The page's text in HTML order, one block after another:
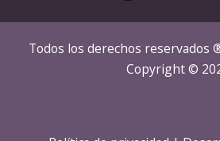
Todos los derechos reservados
Copyright ©